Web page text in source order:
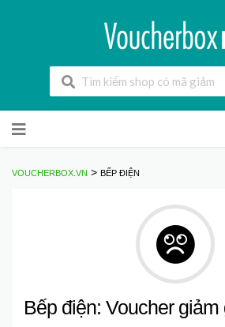
to
VOUCHERBOX.VN > BẾP ĐIỆN
Bếp điện: Voucher